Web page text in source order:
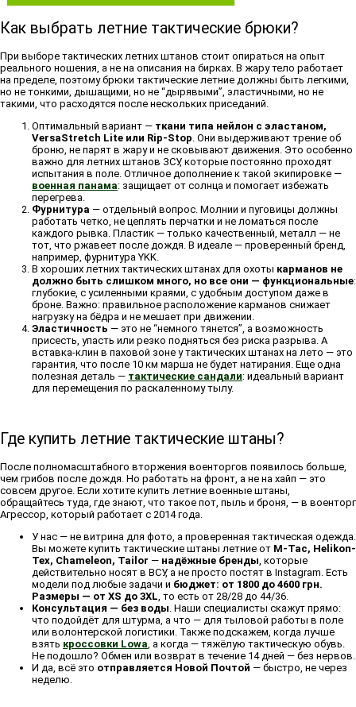
Как выбрать летние тактические брюки?
При выборе тактических летних штанов стоит опираться на опыт
реального ношения, а не на описания на бирках. В жару тело работает
на пределе, поэтому брюки тактические летние должны быть легкими,
но не тонкими, дышащими, но не “дырявыми”, эластичными, но не
такими, что расходятся после нескольких приседаний.
Оптимальный вариант — ткани типа нейлон с эластаном,
VersaStretch Lite или Rip-Stop. Они выдерживают трение об
броню, не парят в жару и не сковывают движения. Это особенно
важно для летних штанов ЗСУ, которые постоянно проходят
испытания в поле. Отличное дополнение к такой экипировке —
военная панама: защищает от солнца и помогает избежать
перегрева.
Фурнитура — отдельный вопрос. Молнии и пуговицы должны
работать четко, не цеплять перчатки и не ломаться после
каждого рывка. Пластик — только качественный, металл — не
тот, что ржавеет после дождя. В идеале — проверенный бренд,
например, фурнитура YKK.
В хороших летних тактических штанах для охоты карманов не
должно быть слишком много, но все они — функциональные:
глубокие, с усиленными краями, с удобным доступом даже в
броне. Важно: правильное расположение карманов снижает
нагрузку на бёдра и не мешает при движении.
Эластичность — это не “немного тянется”, а возможность
присесть, упасть или резко подняться без риска разрыва. А
вставка-клин в паховой зоне у тактических штанах на лето — это
гарантия, что после 10 км марша не будет натирания. Еще одна
полезная деталь — тактические сандали: идеальный вариант
для перемещения по раскаленному тылу.
Где купить летние тактические штаны?
После полномасштабного вторжения военторгов появилось больше,
чем грибов после дождя. Но работать на фронт, а не на хайп — это
совсем другое. Если хотите купить летние военные штаны,
обращайтесь туда, где знают, что такое пот, пыль и броня, — в военторг
Агрессор, который работает с 2014 года.
У нас — не витрина для фото, а проверенная тактическая одежда.
Вы можете купить тактические штаны летние от M-Tac, Helikon-
Tex, Chameleon, Tailor — надёжные бренды , которые
действительно носят в ВСУ, а не просто постят в Instagram. Есть
модели под любые задачи и бюджет: от 1800 до 4600 грн.
Размеры — от XS до 3XL , то есть от 28/28 до 44/36.
Консультация — без воды . Наши специалисты скажут прямо:
что подойдёт для штурма, а что — для тыловой работы в поле
или волонтерской логистики. Также подскажем, когда лучше
взять кроссовки Lowa , а когда — тяжёлую тактическую обувь.
Не подошло? Обмен или возврат в течение 14 дней — без нервов.
И да, всё это отправляется Новой Почтой — быстро, не через
неделю.